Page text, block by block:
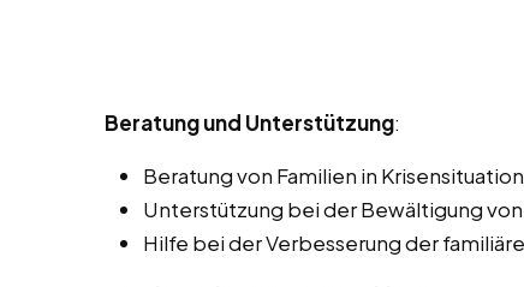
Beratung und Unterstützung:
Beratung von Familien in
Unterstützung bei der Bewältigung
Hilfe bei der Verbesserung der